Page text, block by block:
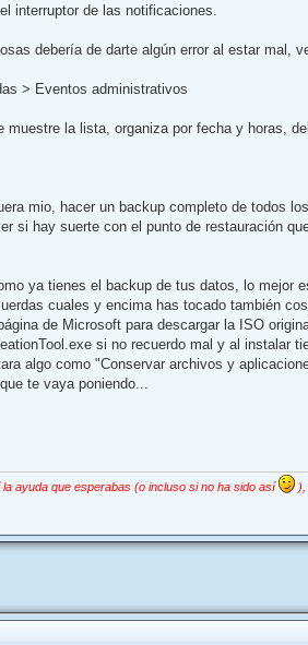
interruptor de las notificaciones.
debería de darte algún error al estar mal,
> Eventos administrativos
muestre la lista, organiza por fecha y horas,
mio, hacer un backup completo de todos
si hay suerte con el punto de restauración
ya tienes el backup de tus datos, lo mejor
cuales y encima has tocado también
de Microsoft para descargar la ISO
si no recuerdo mal y al instalar
algo como "Conservar archivos y
te vaya poniendo...
ayuda que esperabas (o incluso si no ha sido así